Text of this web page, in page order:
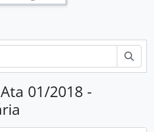
01/2018 -
Alegre - IFRS